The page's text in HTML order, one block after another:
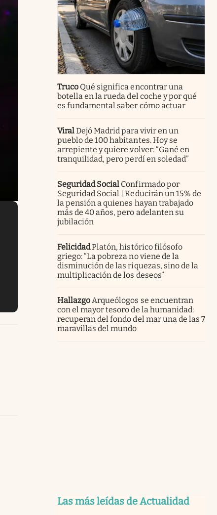
Truco Qué significa encontrar una
botella en la rueda del coche y por qué
es fundamental saber cómo actuar
ViralDejó Madrid para vivir en un
pueblo de 100 habitantes. Hoy se
arrepiente y quiere volver: “Gané en
tranquilidad, pero perdí en soledad”
Seguridad Social Confirmado por
Seguridad Social | Reducirán un 15% de
la pensión a quienes hayan trabajado
más de 40 años, pero adelanten su
jubilación
FelicidadPlatón, histórico filósofo
griego: “La pobreza no viene de la
disminución de las riquezas, sino de la
multiplicación de los deseos”
HallazgoArqueólogos se encuentran
con el mayor tesoro de la humanidad:
recuperan del fondo del mar una de las 7
maravillas del mundo
Las más leídas de Actualidad